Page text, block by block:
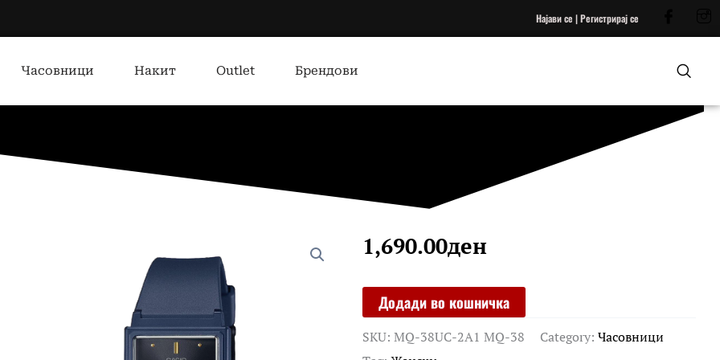
Најави се | Регистрирај се
Часовници Накит Outlet Брендови
1,690.00ден
CASIO
Додади во кошничка
SKU:MQ-38UC-2A1 MQ-38 Category:Часовници